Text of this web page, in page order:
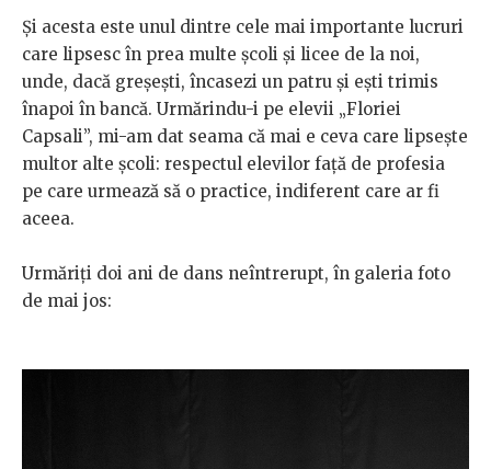
Și acesta este unul dintre cele mai importante lucruri
care lipsesc în prea multe școli și licee de la noi,
unde, dacă greșești, încasezi un patru și ești trimis
înapoi în bancă. Urmărindu-i pe elevii „Floriei
Capsali”, mi-am dat seama că mai e ceva care lipsește
multor alte școli: respectul elevilor față de profesia
pe care urmează să o practice, indiferent care ar fi
aceea.
Urmăriți doi ani de dans neîntrerupt, în galeria foto
de mai jos: